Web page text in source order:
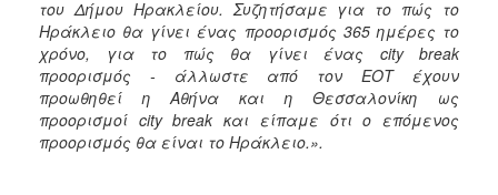
του Δήμου Ηρακλείου. Συζητήσαμε για το πώς το
Ηράκλειο θα γίνει ένας προορισμός 365 ημέρες το
χρόνο, για το πώς θα γίνει ένας city break
προορισμός - άλλωστε από τον ΕΟΤ έχουν
προωθηθεί η Αθήνα και η Θεσσαλονίκη ως
προορισμοί city break και είπαμε ότι ο επόμενος
προορισμός θα είναι το Ηράκλειο.».